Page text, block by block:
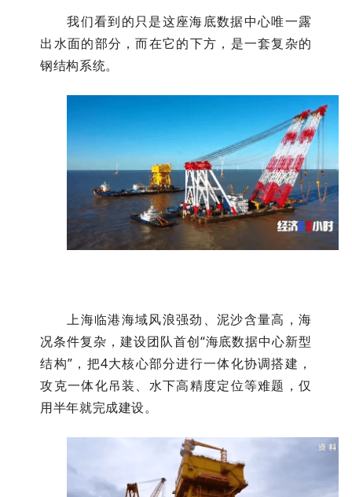
我们看到的只是这座海底数据中心唯一露
出水面的部分，而在它的下方，是一套复杂的
钢结构系统。
上海临港海域风浪强劲、泥沙含量高，海
况条件复杂，建设团队首创“海底数据中心新型
结构”，把4大核心部分进行一体化协调搭建，
攻克一体化吊装、水下高精度定位等难题，仅
用半年就完成建设。